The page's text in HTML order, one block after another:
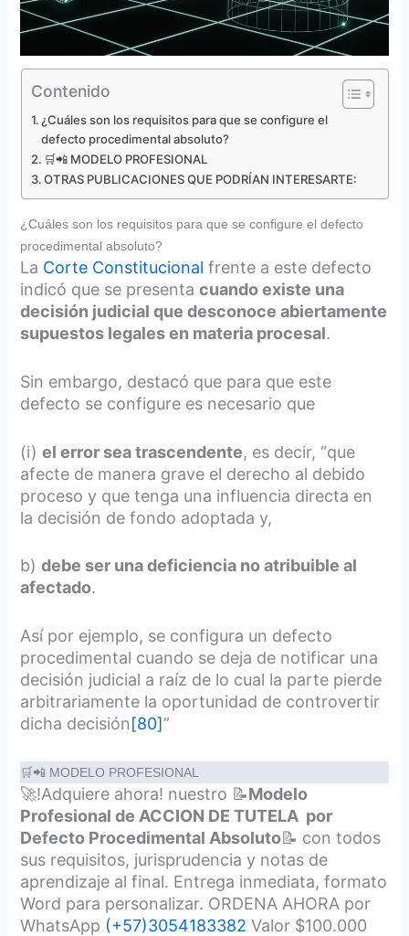
Contenido
¿Cuáles son los requisitos para que se configure el
defecto procedimental absoluto?
🛒📲 MODELO PROFESIONAL
OTRAS PUBLICACIONES QUE PODRÍAN INTERESARTE:
¿Cuáles son los requisitos para que se configure el defecto
procedimental absoluto?
La Corte Constitucional frente a este defecto
indicó que se presentacuando existe una
decisión judicial que desconoce abiertamente
supuestos legales en materia procesal.
Sin embargo, destacó que para que este
defecto se configure es necesario que
(i)el error sea trascendente, es decir, “que
afecte de manera grave el derecho al debido
proceso y que tenga una influencia directa en
la decisión de fondo adoptada y,
b)debe ser una deficiencia no atribuible al
afectado.
Así por ejemplo, se configura un defecto
procedimental cuando se deja de notificar una
decisión judicial a raíz de lo cual la parte pierde
arbitrariamente la oportunidad de controvertir
dicha decisión[80]”
🛒📲 MODELO PROFESIONAL
🚀!Adquiere ahora! nuestro 📝Modelo
Profesional de ACCION DE TUTELA por
Defecto Procedimental Absoluto📝 con todos
sus requisitos, jurisprudencia y notas de
aprendizaje al final. Entrega inmediata, formato
Word para personalizar. ORDENA AHORA por
WhatsApp (+57)3054183382 Valor $100.000